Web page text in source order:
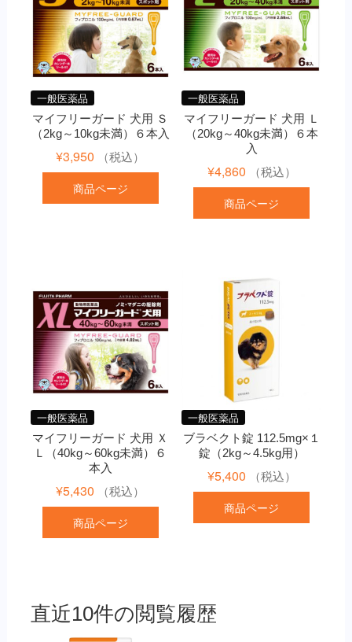
一般医薬品
マイフリーガード 犬用 Ｓ
（2kg～10kg未満）６本入
¥3,950 （税込）
商品ページ
一般医薬品
マイフリーガード 犬用 Ｌ
（20kg～40kg未満）６本
入
¥4,860 （税込）
商品ページ
一般医薬品
マイフリーガード 犬用 Ｘ
Ｌ（40kg～60kg未満）６
本入
¥5,430 （税込）
商品ページ
一般医薬品
ブラベクト錠 112.5mg×１
錠（2kg～4.5kg用）
¥5,400 （税込）
商品ページ
直近10件の閲覧履歴